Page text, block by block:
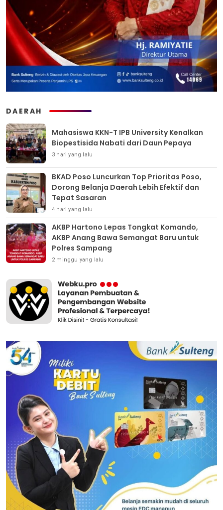
DAERAH
Mahasiswa KKN-T IPB University Kenalkan
Biopestisida Nabati dari Daun Pepaya
3 hari yang lalu
BKAD Poso Luncurkan Top Prioritas Poso,
Dorong Belanja Daerah Lebih Efektif dan
Tepat Sasaran
4 hari yang lalu
AKBP Hartono Lepas Tongkat Komando,
AKBP Anang Bawa Semangat Baru untuk
Polres Sampang
2 minggu yang lalu